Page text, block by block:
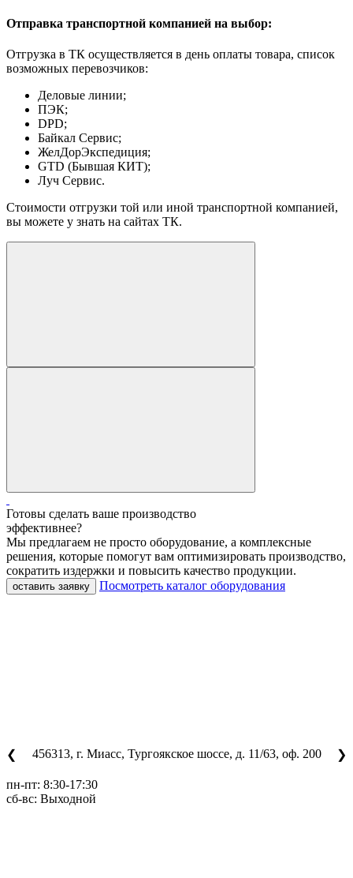
Отправка транспортной компанией на выбор:
Отгрузка в ТК осуществляется в день оплаты товара, список
возможных перевозчиков:
Деловые линии;
ПЭК;
DPD;
Байкал Сервис;
ЖелДорЭкспедиция;
GTD (Бывшая КИТ);
Луч Сервис.
Стоимости отгрузки той или иной транспортной компанией,
вы можете у знать на сайтах ТК.
Готовы сделать ваше производство
эффективнее?
Мы предлагаем не просто оборудование, а комплексные
решения, которые помогут вам оптимизировать производство,
сократить издержки и повысить качество продукции.
оставить заявку Посмотреть каталог оборудования
❮ 456313, г. Миасс, Тургоякское шоссе, д. 11/63, оф. 200 ❯
пн-пт: 8:30-17:30
сб-вс: Выходной